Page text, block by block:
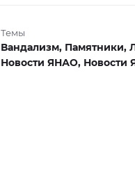
Темы
Вандализм, Памятники,
Новости ЯНАО, Новости